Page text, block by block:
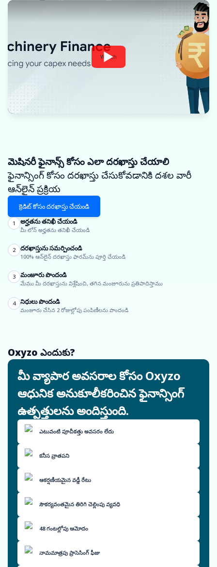
Watch
మెషినరీ ఫైనాన్స్ కోసం ఎలా దరఖాస్తు చేయాలి
ఫైనాన్సింగ్ కోసం దరఖాస్తు చేసుకోవడానికి దశల వారీ
ఆన్‌లైన్ ప్రక్రియ
క్రెడిట్ కోసం దరఖాస్తు చేయండి
1 అర్హతను తనిఖీ చేయండి
మీ లోన్ అర్హతను తనిఖీ చేయండి
2 దరఖాస్తును సమర్పించండి
100% ఆన్‌లైన్ దరఖాస్తు ఫారమ్‌ను పూర్తి చేయండి
3 మంజూరు పొందండి
మేము మీ దరఖాస్తును విశ్లేషించి, తగిన మంజూరును ప్రతిపాదిస్తాము
4 నిధులు పొందండి
మంజూరు చేసిన 2 రోజుల్లోపు పంపిణీలను పొందండి
Oxyzo ఎందుకు?
మీ వ్యాపార అవసరాల కోసం Oxyzo
ఆధునిక అనుకూలీకరించిన ఫైనాన్సింగ్
ఉత్పత్తులను అందిస్తుంది.
ఎటువంటి పూచీకత్తు అవసరం లేదు
కనీస వ్రాతపని
ఆకర్షణీయమైన వడ్డీ రేటు
సౌకర్యవంతమైన తిరిగి చెల్లింపు వ్యవధి
48 గంటల్లోపు ఆమోదం
నామమాత్రపు ప్రాసెసింగ్ ఫీజు